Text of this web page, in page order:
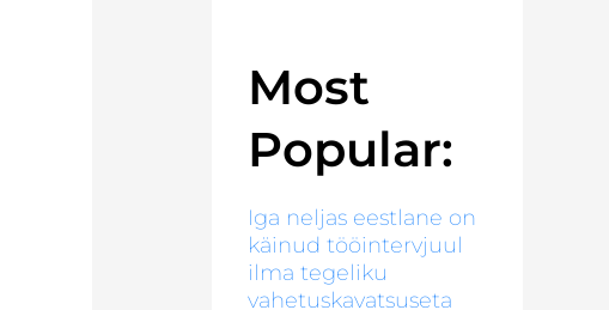
Most
Popular:
Iga neljas eestlane on
käinud tööintervjuul
ilma tegeliku
vahetuskavatsuseta